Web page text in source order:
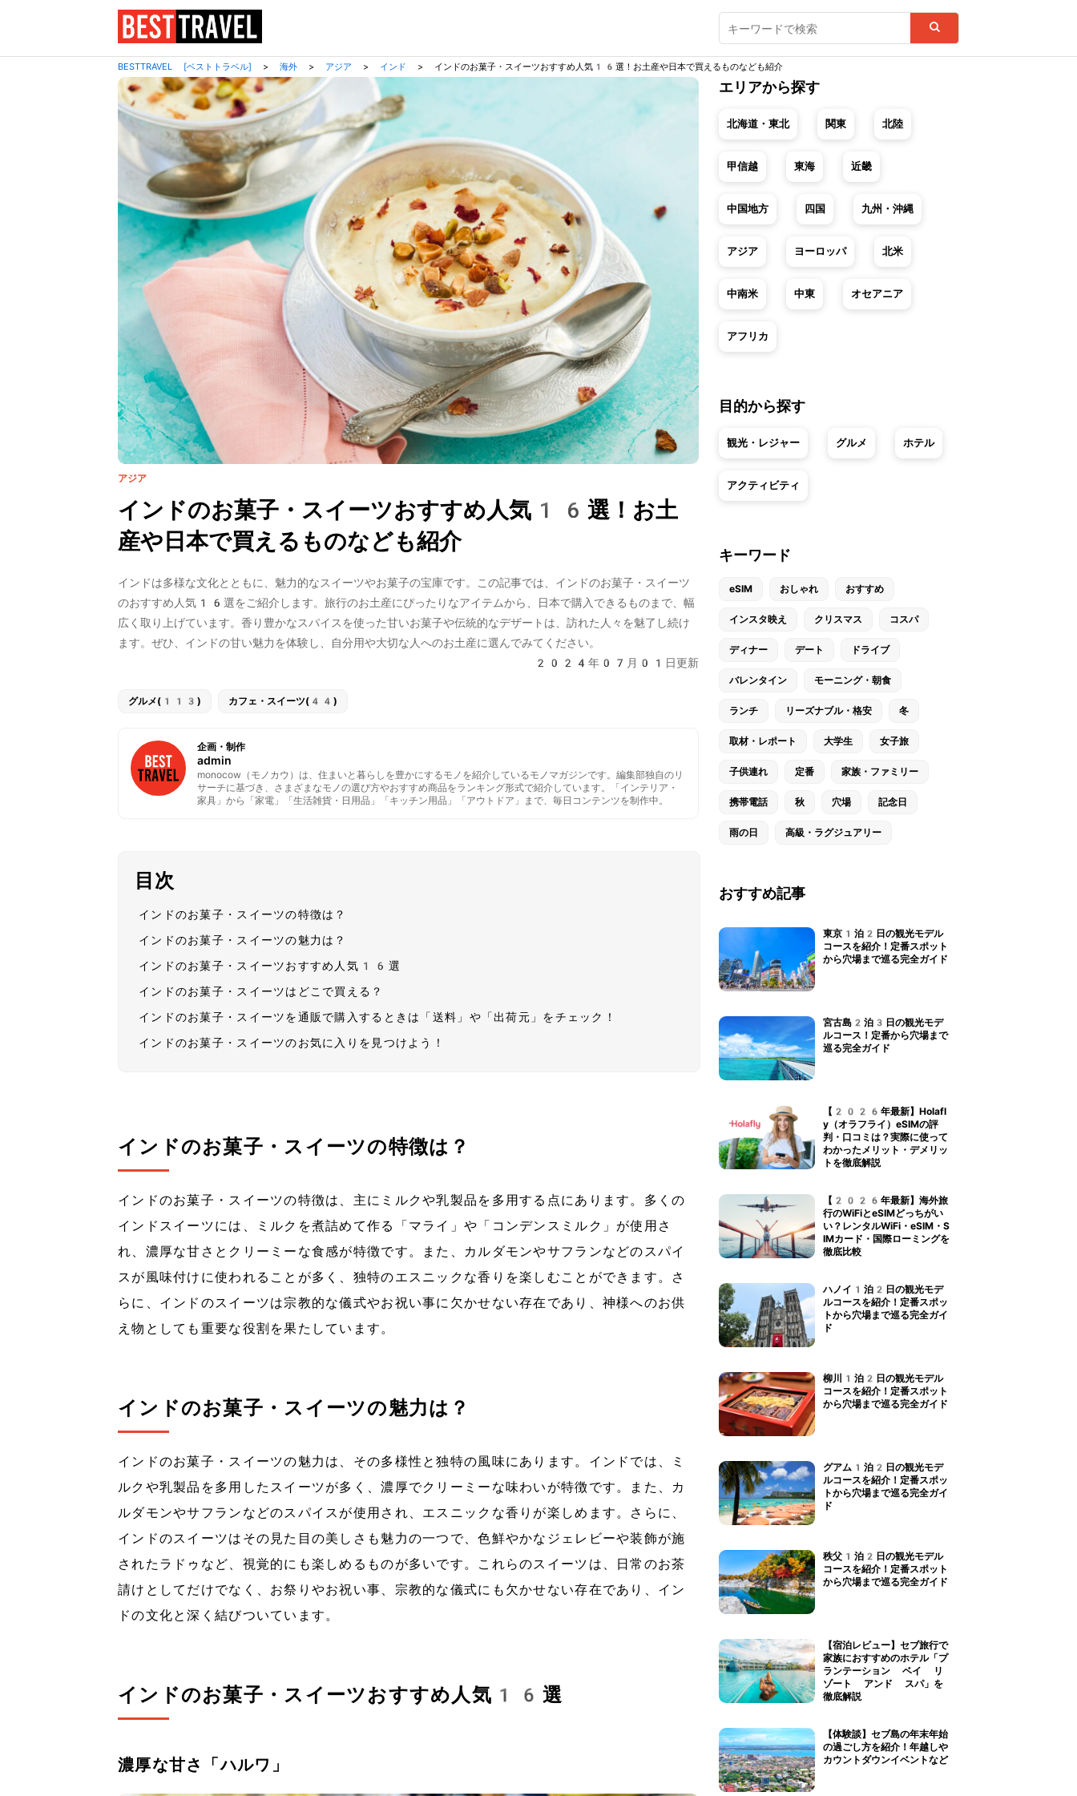
BESTTRAVEL [ベストトラベル] > 海外 > アジア > インド > インドのお菓子・スイーツおすすめ人気16選！お土産や日本で買えるものなども紹介
アジア
インドのお菓子・スイーツおすすめ人気16選！お土
産や日本で買えるものなども紹介
インドは多様な文化とともに、魅力的なスイーツやお菓子の宝庫です。この記事では、インドのお菓子・スイーツ
のおすすめ人気16選をご紹介します。旅行のお土産にぴったりなアイテムから、日本で購入できるものまで、幅
広く取り上げています。香り豊かなスパイスを使った甘いお菓子や伝統的なデザートは、訪れた人々を魅了し続け
ます。ぜひ、インドの甘い魅力を体験し、自分用や大切な人へのお土産に選んでみてください。
2024年07月01日更新
グルメ(113) カフェ・スイーツ(44)
企画・制作
admin
monocow（モノカウ）は、住まいと暮らしを豊かにするモノを紹介しているモノマガジンです。編集部独自のリ
サーチに基づき、さまざまなモノの選び方やおすすめ商品をランキング形式で紹介しています。「インテリア・
家具」から「家電」「生活雑貨・日用品」「キッチン用品」「アウトドア」まで、毎日コンテンツを制作中。
目次
インドのお菓子・スイーツの特徴は？
インドのお菓子・スイーツの魅力は？
インドのお菓子・スイーツおすすめ人気16選
インドのお菓子・スイーツはどこで買える？
インドのお菓子・スイーツを通販で購入するときは「送料」や「出荷元」をチェック！
インドのお菓子・スイーツのお気に入りを見つけよう！
インドのお菓子・スイーツの特徴は？
インドのお菓子・スイーツの特徴は、主にミルクや乳製品を多用する点にあります。多くの
インドスイーツには、ミルクを煮詰めて作る「マライ」や「コンデンスミルク」が使用さ
れ、濃厚な甘さとクリーミーな食感が特徴です。また、カルダモンやサフランなどのスパイ
スが風味付けに使われることが多く、独特のエスニックな香りを楽しむことができます。さ
らに、インドのスイーツは宗教的な儀式やお祝い事に欠かせない存在であり、神様へのお供
え物としても重要な役割を果たしています。
インドのお菓子・スイーツの魅力は？
インドのお菓子・スイーツの魅力は、その多様性と独特の風味にあります。インドでは、ミ
ルクや乳製品を多用したスイーツが多く、濃厚でクリーミーな味わいが特徴です。また、カ
ルダモンやサフランなどのスパイスが使用され、エスニックな香りが楽しめます。さらに、
インドのスイーツはその見た目の美しさも魅力の一つで、色鮮やかなジェレビーや装飾が施
されたラドゥなど、視覚的にも楽しめるものが多いです。これらのスイーツは、日常のお茶
請けとしてだけでなく、お祭りやお祝い事、宗教的な儀式にも欠かせない存在であり、イン
ドの文化と深く結びついています。
インドのお菓子・スイーツおすすめ人気16選
濃厚な甘さ「ハルワ」
エリアから探す
北海道・東北 関東 北陸
甲信越 東海 近畿
中国地方 四国 九州・沖縄
アジア ヨーロッパ 北米
中南米 中東 オセアニア
アフリカ
目的から探す
観光・レジャー グルメ ホテル
アクティビティ
キーワード
eSIM おしゃれ おすすめ
インスタ映え クリスマス コスパ
ディナー デート ドライブ
バレンタイン モーニング・朝食
ランチ リーズナブル・格安 冬
取材・レポート 大学生 女子旅
子供連れ 定番 家族・ファミリー
携帯電話 秋 穴場 記念日
雨の日 高級・ラグジュアリー
おすすめ記事
東京1泊2日の観光モデル
コースを紹介！定番スポット
から穴場まで巡る完全ガイド
宮古島2泊3日の観光モデ
ルコース！定番から穴場まで
巡る完全ガイド
【2026年最新】Holafl
y（オラフライ）eSIMの評
判・口コミは？実際に使って
わかったメリット・デメリッ
トを徹底解説
【2026年最新】海外旅
行のWiFiとeSIMどっちがい
い？レンタルWiFi・eSIM・S
IMカード・国際ローミングを
徹底比較
ハノイ1泊2日の観光モデ
ルコースを紹介！定番スポッ
トから穴場まで巡る完全ガイ
ド
柳川1泊2日の観光モデル
コースを紹介！定番スポット
から穴場まで巡る完全ガイド
グアム1泊2日の観光モデ
ルコースを紹介！定番スポッ
トから穴場まで巡る完全ガイ
ド
秩父1泊2日の観光モデル
コースを紹介！定番スポット
から穴場まで巡る完全ガイド
【宿泊レビュー】セブ旅行で
家族におすすめのホテル「プ
ランテーション ベイ リ
ゾート アンド スパ」を
徹底解説
【体験談】セブ島の年末年始
の過ごし方を紹介！年越しや
カウントダウンイベントなど